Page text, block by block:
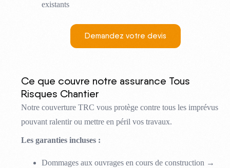
existants
Demandez votre devis
Ce que couvre notre assurance Tous
Risques Chantier
Notre couverture TRC vous protège contre tous les imprévus
pouvant ralentir ou mettre en péril vos travaux.
Les garanties incluses :
Dommages aux ouvrages en cours de construction →